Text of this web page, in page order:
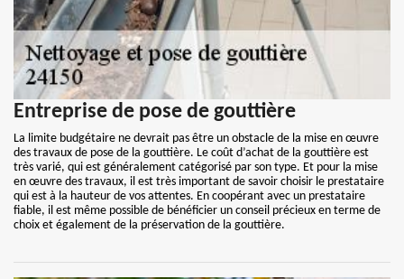
Entreprise de pose de gouttière
La limite budgétaire ne devrait pas être un obstacle de la mise en œuvre
des travaux de pose de la gouttière. Le coût d’achat de la gouttière est
très varié, qui est généralement catégorisé par son type. Et pour la mise
en œuvre des travaux, il est très important de savoir choisir le prestataire
qui est à la hauteur de vos attentes. En coopérant avec un prestataire
fiable, il est même possible de bénéficier un conseil précieux en terme de
choix et également de la préservation de la gouttière.